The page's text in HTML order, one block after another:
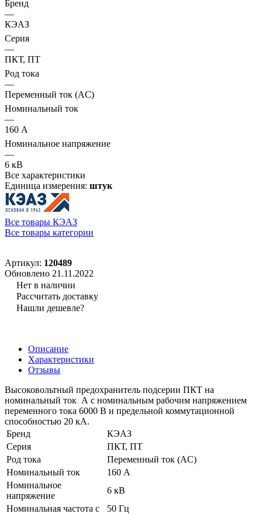
Бренд
—
КЭАЗ
Серия
—
ПКТ, ПТ
Род тока
—
Переменный ток (AC)
Номинальный ток
—
160 А
Номинальное напряжение
—
6 кВ
Все характеристики
Единица измерения: штук
Все товары КЭАЗ
Все товары категории
Артикул: 120489
Обновлено 21.11.2022
Нет в наличии
Рассчитать доставку
Нашли дешевле?
Описание
Характеристики
Отзывы
Высоковольтный предохранитель подсерии ПКТ на
номинальный ток А с номинальным рабочим напряжением
переменного тока 6000 В и предельной коммутационной
способностью 20 кА.
Бренд
КЭАЗ
Серия
ПКТ, ПТ
Род тока
Переменный ток (AC)
Номинальный ток
160 А
Номинальное
напряжение
6 кВ
Номинальная частота с
50 Гц